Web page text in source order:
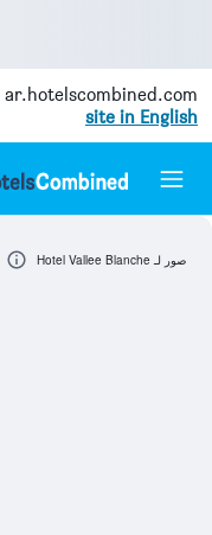
ar.hotelscombined.com
site in English
صور لـ Hotel Vallee Blanche